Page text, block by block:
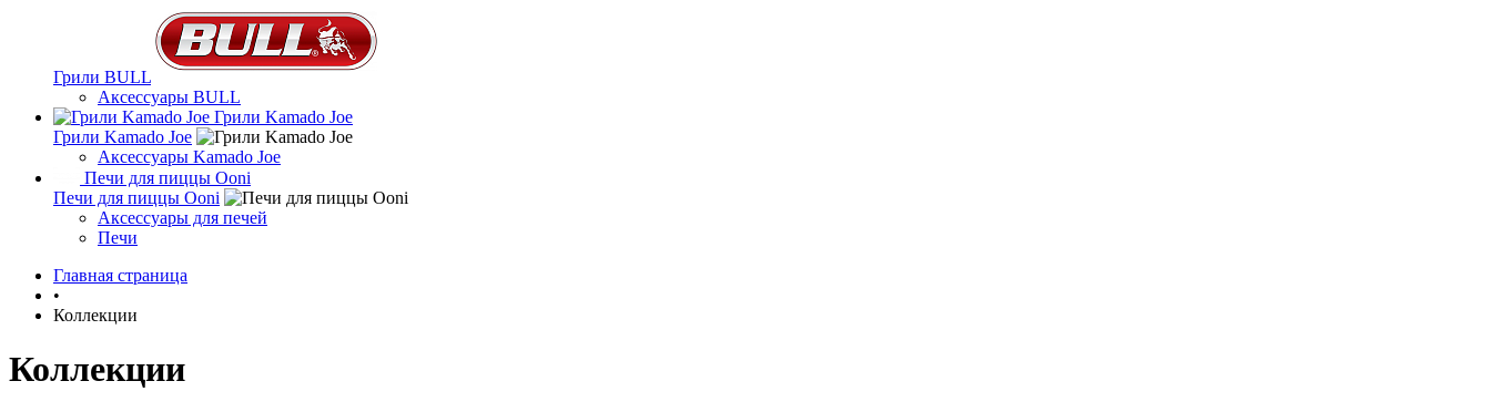
Грили BULL
Аксессуары BULL
Грили Kamado Joe
Грили Kamado Joe
Аксессуары Kamado Joe
Печи для пиццы Ooni
Печи для пиццы Ooni
Аксессуары для печей
Печи
Главная страница
•
Коллекции
Коллекции